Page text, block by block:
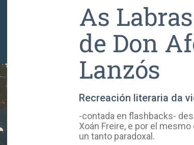
As
de Don
Lanzós
Recreación literaria da
-contada en flashbacks-
Xoán Freire, e por el
un tanto paradoxal.